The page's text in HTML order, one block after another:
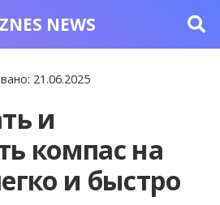
NEWS
21.06.2025
и
компас на
и быстро